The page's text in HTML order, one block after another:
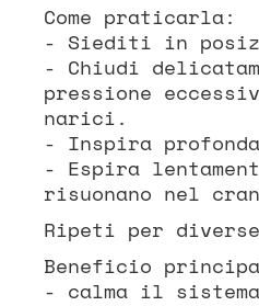
Come praticarla:
- Siediti in
- Chiudi
pressione
narici.
- Inspira
- Espira
risuonano nel
Ripeti per
Beneficio
- calma il